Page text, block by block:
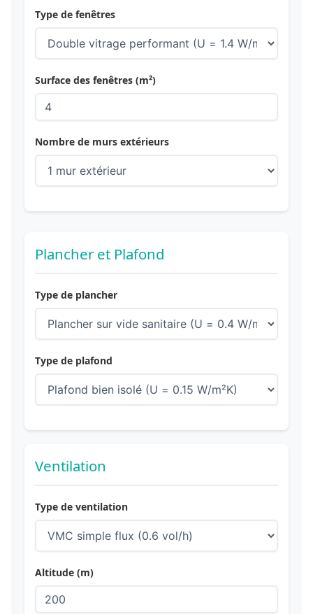
Type de fenêtres
Surface des fenêtres (m²)
Nombre de murs extérieurs
Plancher et Plafond
Type de plancher
Type de plafond
Ventilation
Type de ventilation
Altitude (m)